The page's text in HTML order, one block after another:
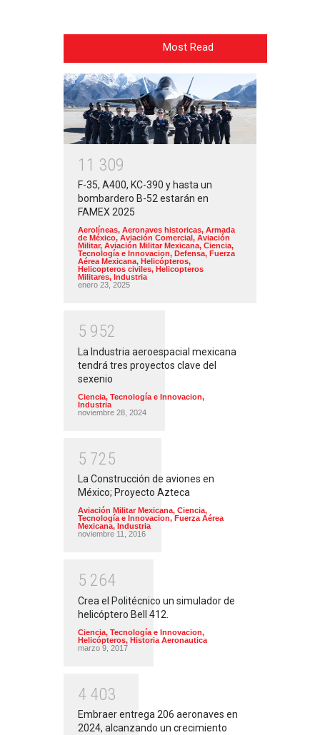
Most Read
1 1 309
F-35, A400, KC-390 y hasta un
bombardero B-52 estarán en
FAMEX 2025
Aerolíneas, Aeronaves historicas, Armada
de México, Aviación Comercial , Aviación
Militar, Aviación Militar Mexicana, Ciencia,
Tecnología e Innovacion, Defensa, Fuerza
Aérea Mexicana, Helicópteros,
Helicopteros civiles, Helicopteros
Militares, Industria
enero 23, 2025
5 952
La Industria aeroespacial mexicana
tendrá tres proyectos clave del
sexenio
Ciencia, Tecnología e Innovacion,
Industria
noviembre 28, 2024
5 725
La Construcción de aviones en
México; Proyecto Azteca
Aviación Militar Mexicana, Ciencia,
Tecnología e Innovacion, Fuerza Aérea
Mexicana, Industria
noviembre 11, 2016
5 264
Crea el Politécnico un simulador de
helicóptero Bell 412.
Ciencia, Tecnología e Innovacion,
Helicópteros, Historia Aeronautica
marzo 9, 2017
4 403
Embraer entrega 206 aeronaves en
2024, alcanzando un crecimiento